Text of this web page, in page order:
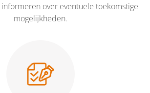
over eventuele toekomstige
mogelijkheden.